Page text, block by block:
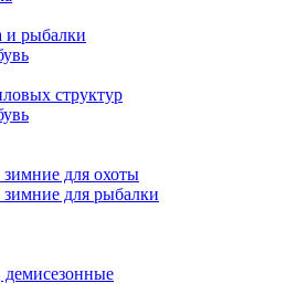
и рыбалки
структур
для охоты
для рыбалки